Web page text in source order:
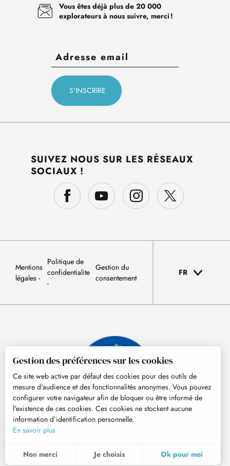
Recherche
Vous êtes déjà plus de 20 000
explorateurs à nous suivre, merci !
SUIVEZ NOUS SUR LES RÉSEAUX
SOCIAUX !
Mentions
légales
Politique de
confidentialite
Gestion du
consentement
FR
© Tourisme Hautes-Pyrénées
Gestion des préférences sur les cookies
Ce site web active par défaut des cookies pour des outils de
mesure d'audience et des fonctionnalités anonymes. Vous pouvez
configurer votre navigateur afin de bloquer ou être informé de
l'existence de ces cookies. Ces cookies ne stockent aucune
information d’identification personnelle.
En savoir plus
Non merci Je choisis Ok pour moi